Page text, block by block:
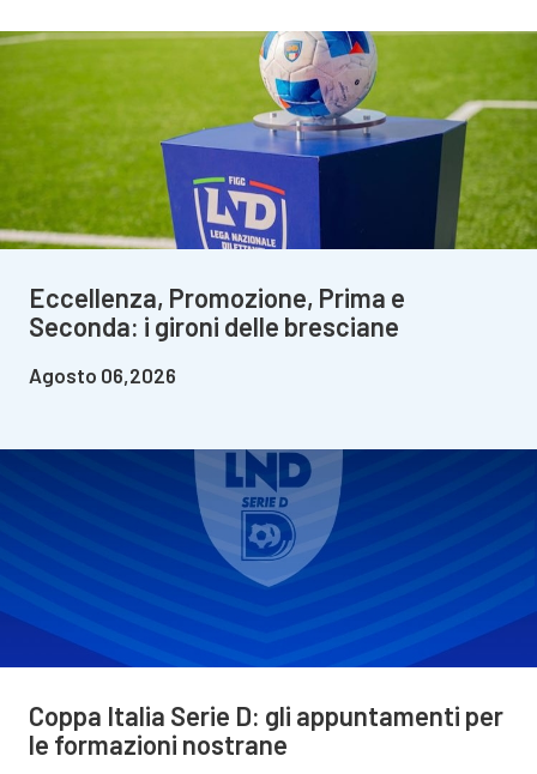
Eccellenza, Promozione, Prima e
Seconda: i gironi delle bresciane
Agosto 06,2026
Coppa Italia Serie D: gli appuntamenti per
le formazioni nostrane